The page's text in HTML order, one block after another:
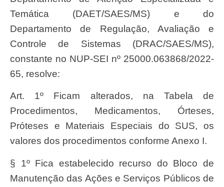
Temática (DAET/SAES/MS) e do
Departamento de Regulação, Avaliação e
Controle de Sistemas (DRAC/SAES/MS),
constante no NUP-SEI nº 25000.063868/2022-
65, resolve:
Art. 1º Ficam alterados, na Tabela de
Procedimentos, Medicamentos, Órteses,
Próteses e Materiais Especiais do SUS, os
valores dos procedimentos conforme Anexo I.
§ 1º Fica estabelecido recurso do Bloco de
Manutenção das Ações e Serviços Públicos de